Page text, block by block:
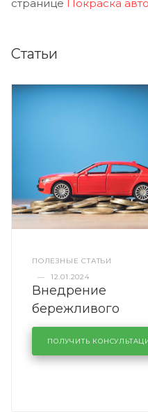
странице Покраска
Статьи
ПОЛЕЗНЫЕ СТАТЬИ
—
12.01.2024
Внедрение
бережливого
производства в
кузовном
KUTUZOVV
ПОЛУЧИТЬ